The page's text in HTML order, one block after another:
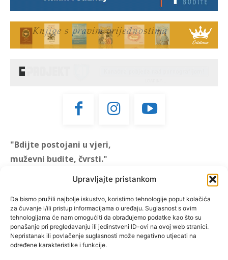
Upravljajte pristankom
Da bismo pružili najbolje iskustvo, koristimo tehnologije poput kolačića
za čuvanje i/ili pristup informacijama o uređaju. Suglasnost s ovim
tehnologijama će nam omogućiti da obrađujemo podatke kao što su
ponašanje pri pregledavanju ili jedinstveni ID-ovi na ovoj web stranici.
Nepristanak ili povlačenje suglasnosti može negativno utjecati na
određene karakteristike i funkcije.
"Bdijte postojani u vjeri,
muževni budite, čvrsti."
"Muževni budite" prvi je
hrvatski portal za katoličke
muškarce koji pokušava
reafirmirati u današnje
vrijeme itekako narušen